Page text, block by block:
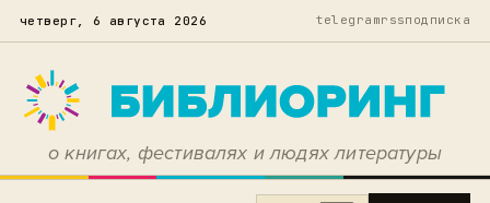
четверг, 6 августа 2026 telegramrssподписка
о книгах, фестивалях и людях литературы